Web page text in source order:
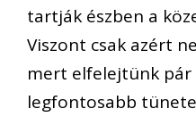
tartják észben a
Viszont csak azért
mert elfelejtünk pár
legfontosabb